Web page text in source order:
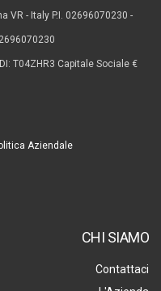
VR - Italy P.I. 02696070230 -
T04ZHR3 Capitale Sociale €
Aziendale
CHI SIAMO
Contattaci